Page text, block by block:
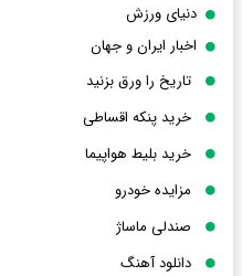
دنیای ورزش
اخبار ایران و جهان
تاریخ را ورق بزنید
خرید پنکه اقساطی
خرید بلیط هواپیما
مزایده خودرو
صندلی ماساژ
دانلود آهنگ